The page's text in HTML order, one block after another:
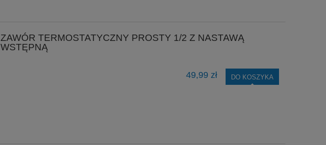
ZAWÓR TERMOSTATYCZNY PROSTY 1/2 Z NASTAWĄ
WSTĘPNĄ
49,99 zł DO KOSZYKA